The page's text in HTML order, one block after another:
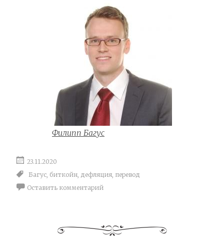
Филипп Багус
23.11.2020
Багус, биткойн, дефляция, перевод
Оставить комментарий